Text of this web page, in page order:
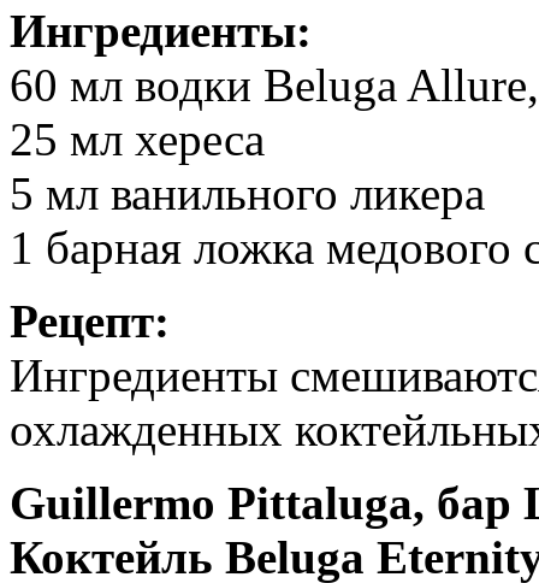
Ингредиенты:
60 мл водки Beluga
25 мл хереса
5 мл ванильного ликера
1 барная ложка медового
Рецепт:
Ингредиенты
охлажденных
Guillermo Pittaluga,
Коктейль Beluga